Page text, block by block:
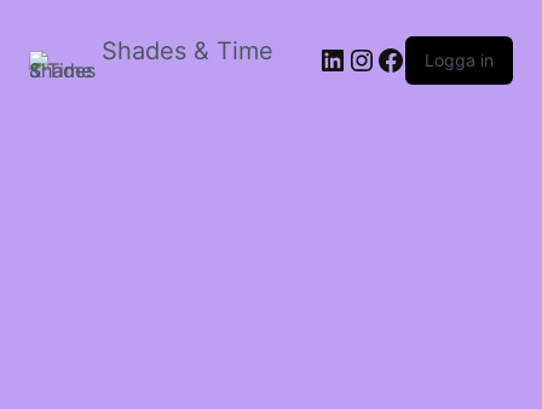
Shades & Time LinkedIn
Instagram
Facebook
Logga in